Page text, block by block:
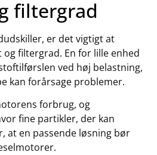
filtergrad
er det vigtigt at
filtergrad. En for lille enhed
ved høj belastning,
kan forårsage problemer.
forbrug, og
fine partikler, der kan
at en passende løsning bør